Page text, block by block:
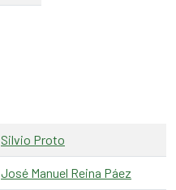
Silvio Proto
José Manuel Reina Páez